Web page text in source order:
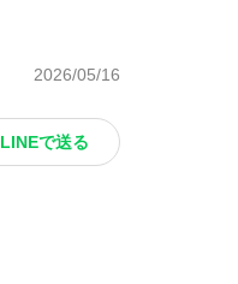
2026/05/16
LINEで送る